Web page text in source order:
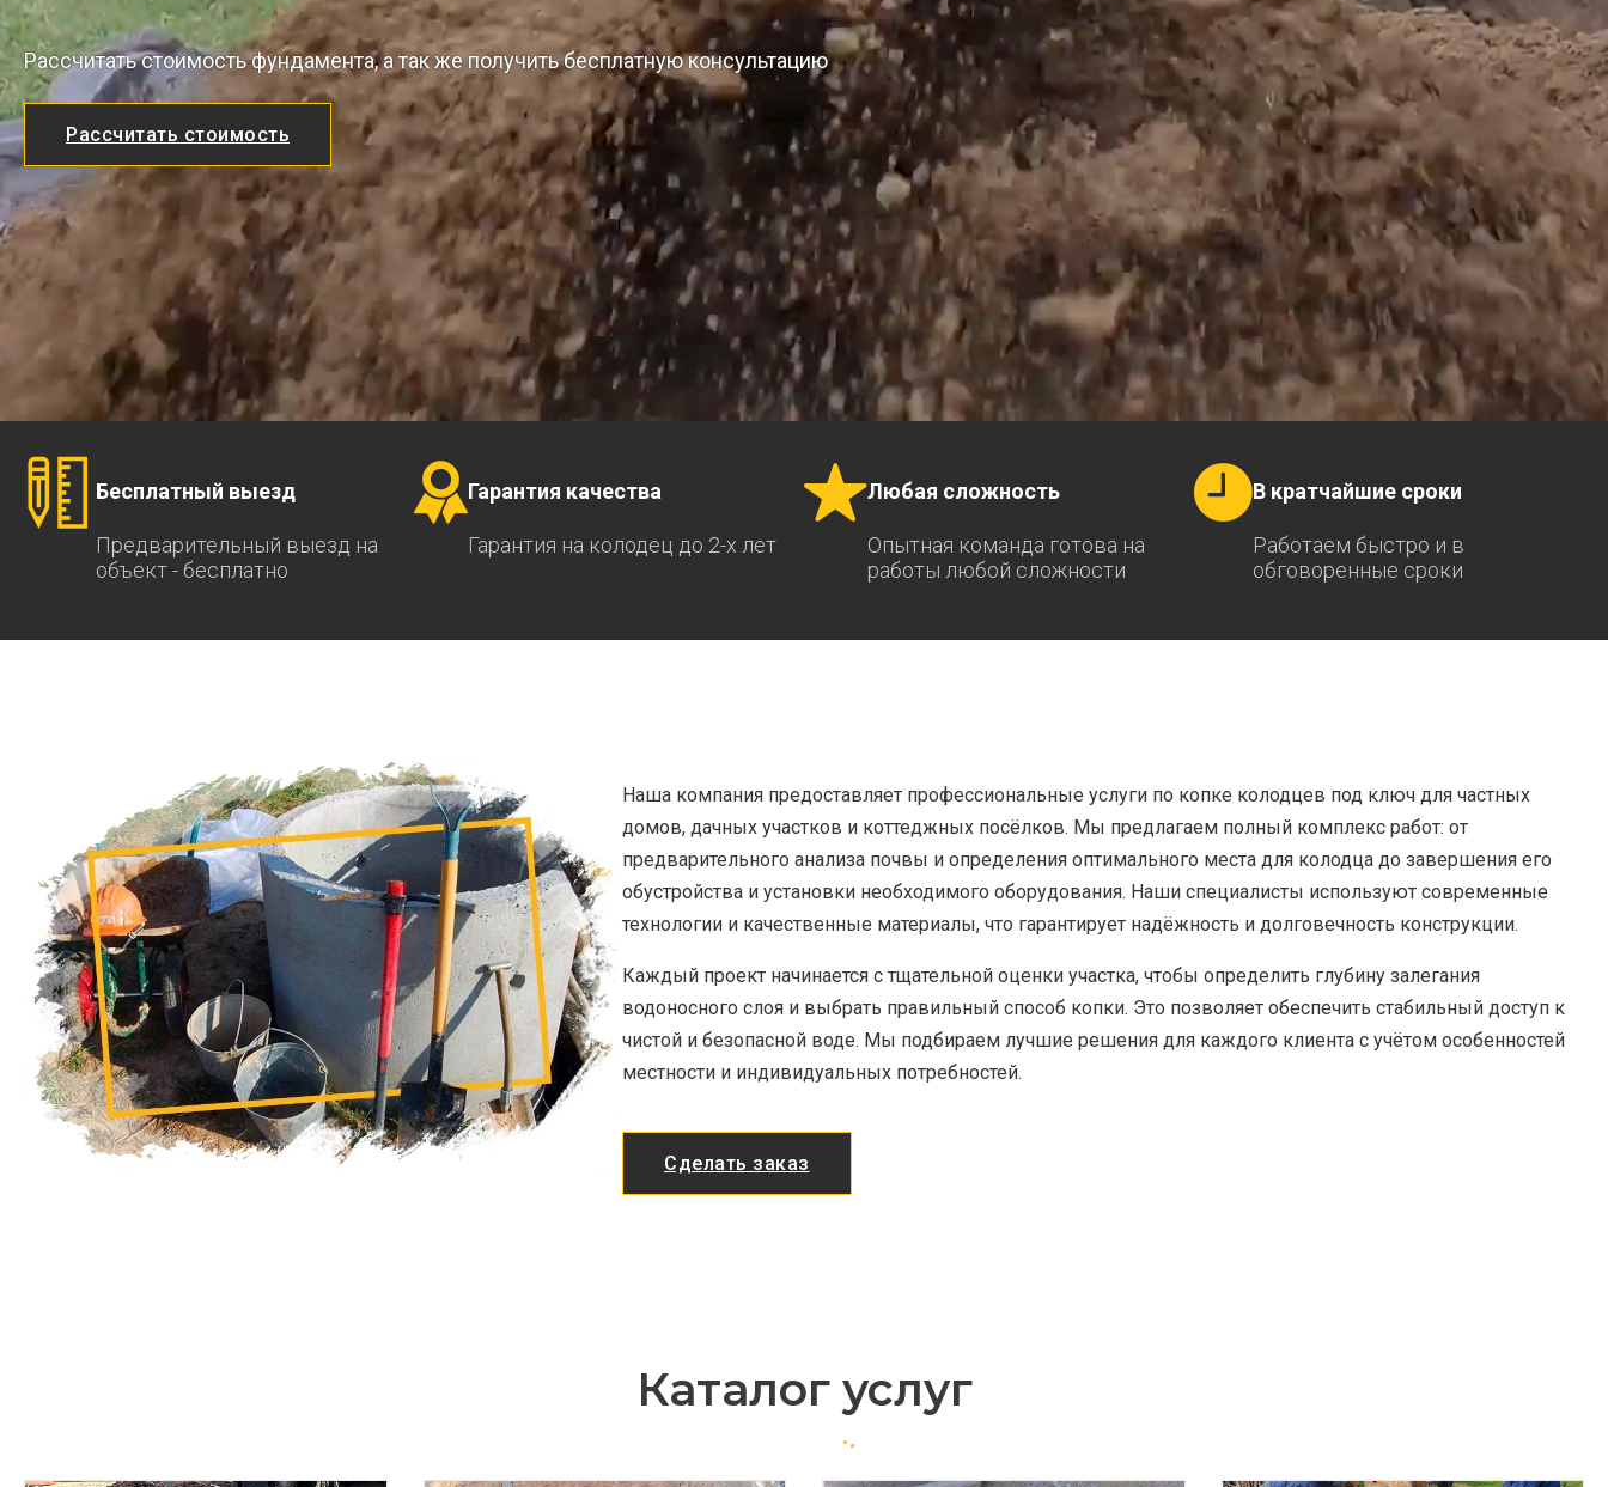
Рассчитать стоимость фундамента, а так же получить бесплатную консультацию
Рассчитать стоимость
Бесплатный выезд
Предварительный выезд на
объект - бесплатно
Гарантия качества
Гарантия на колодец до 2-х лет
Любая сложность
Опытная команда готова на
работы любой сложности
В кратчайшие сроки
Работаем быстро и в
обговоренные сроки
Наша компания предоставляет профессиональные услуги по копке колодцев под ключ для частных
домов, дачных участков и коттеджных посёлков. Мы предлагаем полный комплекс работ: от
предварительного анализа почвы и определения оптимального места для колодца до завершения его
обустройства и установки необходимого оборудования. Наши специалисты используют современные
технологии и качественные материалы, что гарантирует надёжность и долговечность конструкции.
Каждый проект начинается с тщательной оценки участка, чтобы определить глубину залегания
водоносного слоя и выбрать правильный способ копки. Это позволяет обеспечить стабильный доступ к
чистой и безопасной воде. Мы подбираем лучшие решения для каждого клиента с учётом особенностей
местности и индивидуальных потребностей.
Сделать заказ
Каталог услуг